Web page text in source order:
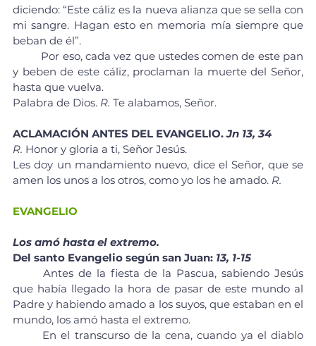
diciendo: “Este cáliz es la nueva alianza que se sella con
mi sangre. Hagan esto en memoria mía siempre que
beban de él”.
y beben de este cáliz, proclaman la muerte del Señor,
hasta que vuelva.
Palabra de Dios. R. Te alabamos, Señor.
ACLAMACIÓN ANTES DEL EVANGELIO. Jn 13, 34
R. Honor y gloria a ti, Señor Jesús.
Les doy un mandamiento nuevo, dice el Señor, que se
amen los unos a los otros, como yo los he amado. R.
EVANGELIO
Los amó hasta el extremo.
Del santo Evangelio según san Juan: 13, 1-15
que había llegado la hora de pasar de este mundo al
Padre y habiendo amado a los suyos, que estaban en el
mundo, los amó hasta el extremo.